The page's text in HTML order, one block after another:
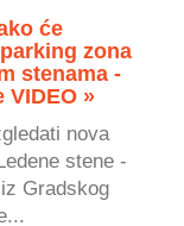
će
zona
stenama -
VIDEO »
nova
stene -
Gradskog